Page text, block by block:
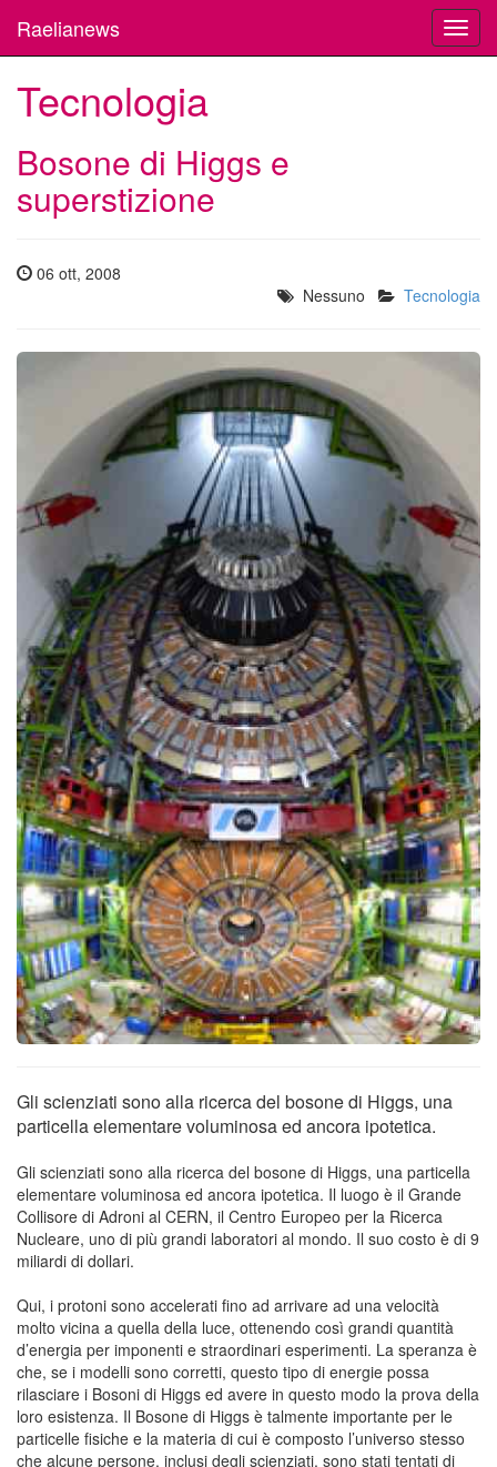
Raelianews
Tecnologia
Bosone di Higgs e
superstizione
06 ott, 2008
Nessuno
Tecnologia
Gli scienziati sono alla ricerca del bosone di Higgs, una
particella elementare voluminosa ed ancora ipotetica.
Gli scienziati sono alla ricerca del bosone di Higgs, una particella
elementare voluminosa ed ancora ipotetica. Il luogo è il Grande
Collisore di Adroni al CERN, il Centro Europeo per la Ricerca
Nucleare, uno di più grandi laboratori al mondo. Il suo costo è di 9
miliardi di dollari.
Qui, i protoni sono accelerati fino ad arrivare ad una velocità
molto vicina a quella della luce, ottenendo così grandi quantità
d’energia per imponenti e straordinari esperimenti. La speranza è
che, se i modelli sono corretti, questo tipo di energie possa
rilasciare i Bosoni di Higgs ed avere in questo modo la prova della
loro esistenza. Il Bosone di Higgs è talmente importante per le
particelle fisiche e la materia di cui è composto l’universo stesso
che alcune persone, inclusi degli scienziati, sono stati tentati di